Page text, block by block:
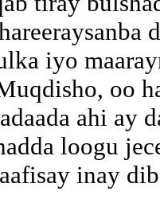
iyo
oo
ahi ay
loogu
inay